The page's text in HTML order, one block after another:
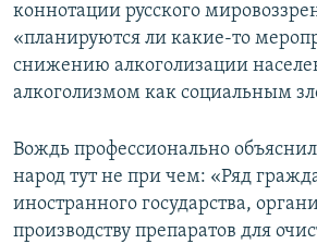
коннотации русского
«планируются ли какие-то
снижению алкоголизации
алкоголизмом как социальным
Вождь профессионально
народ тут не при чем: «Ряд
иностранного государства,
производству препаратов для